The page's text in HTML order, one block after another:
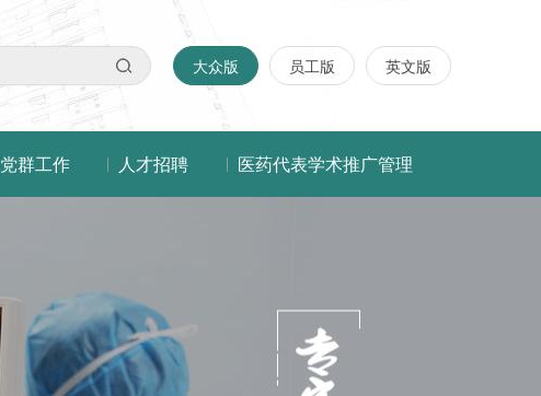
大众版 员工版 英文版
党群工作 人才招聘 医药代表学术推广管理